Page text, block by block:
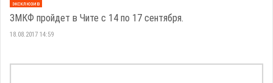
эксклюзив
ЗМКФ пройдет в Чите с 14 по 17 сентября.
18.08.2017 14:59